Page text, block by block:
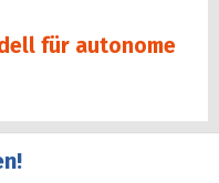
für autonome